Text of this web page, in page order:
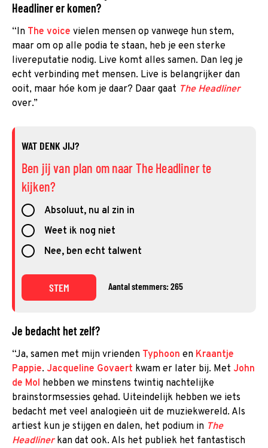
Headliner er komen?
“In The voice vielen mensen op vanwege hun stem,
maar om op alle podia te staan, heb je een sterke
livereputatie nodig. Live komt alles samen. Dan leg je
echt verbinding met mensen. Live is belangrijker dan
ooit, maar hóe kom je daar? Daar gaat The Headliner
over.”
WAT DENK JIJ?
Ben jij van plan om naar The Headliner te
kijken?
Absoluut, nu al zin in
Weet ik nog niet
Nee, ben echt talwent
STEM Aantal stemmers: 265
Je bedacht het zelf?
“Ja, samen met mijn vrienden Typhoon en Kraantje
Pappie. Jacqueline Govaert kwam er later bij. Met John
de Mol hebben we minstens twintig nachtelijke
brainstormsessies gehad. Uiteindelijk hebben we iets
bedacht met veel analogieën uit de muziekwereld. Als
artiest kun je stijgen en dalen, het podium in The
Headlinerkan dat ook. Als het publiek het fantastisch